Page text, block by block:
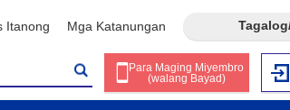
Itanong Mga Katanungan
Para Maging Miyembro
(walang Bayad)